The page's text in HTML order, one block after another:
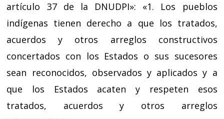
artículo 37 de la DNUDPI»: «1. Los pueblos
indígenas tienen derecho a que los tratados,
acuerdos y otros arreglos constructivos
concertados con los Estados o sus sucesores
sean reconocidos, observados y aplicados y a
que los Estados acaten y respeten esos
tratados, acuerdos y otros arreglos